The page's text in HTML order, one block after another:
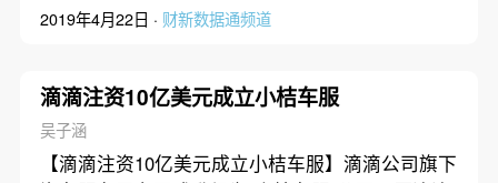
2019年4月22日 · 财新数据通频道
滴滴注资10亿美元成立小桔车服
吴子涵
【滴滴注资10亿美元成立小桔车服】滴滴公司旗下